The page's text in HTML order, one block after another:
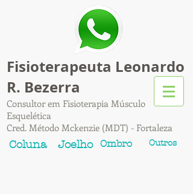
Fisioterapeuta Leonardo
R. Bezerra
Consultor em Fisioterapia Músculo
Esquelética
Cred. Método Mckenzie (MDT) - Fortaleza
Coluna Joelho Ombro Outros